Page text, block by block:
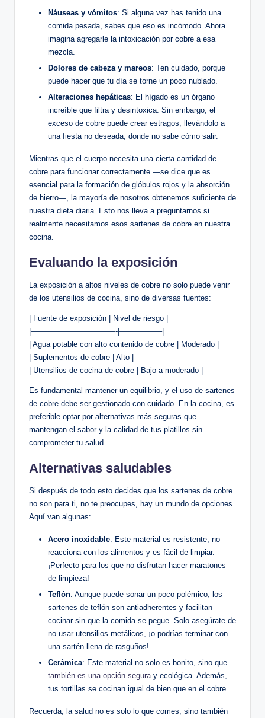
Náuseas y vómitos: Si alguna vez has tenido una
comida pesada, sabes que eso es incómodo. Ahora
imagina agregarle la intoxicación por cobre a esa
mezcla.
Dolores de cabeza y mareos: Ten cuidado, porque
puede hacer que tu día se torne un poco nublado.
Alteraciones hepáticas: El hígado es un órgano
increíble que filtra y desintoxica. Sin embargo, el
exceso de cobre puede crear estragos, llevándolo a
una fiesta no deseada, donde no sabe cómo salir.
Mientras que el cuerpo necesita una cierta cantidad de
cobre para funcionar correctamente —se dice que es
esencial para la formación de glóbulos rojos y la absorción
de hierro—, la mayoría de nosotros obtenemos suficiente de
nuestra dieta diaria. Esto nos lleva a preguntarnos si
realmente necesitamos esos sartenes de cobre en nuestra
cocina.
Evaluando la exposición
La exposición a altos niveles de cobre no solo puede venir
de los utensilios de cocina, sino de diversas fuentes:
| Fuente de exposición | Nivel de riesgo |
|———————————-|—————–|
| Agua potable con alto contenido de cobre | Moderado |
| Suplementos de cobre | Alto |
| Utensilios de cocina de cobre | Bajo a moderado |
Es fundamental mantener un equilibrio, y el uso de sartenes
de cobre debe ser gestionado con cuidado. En la cocina, es
preferible optar por alternativas más seguras que
mantengan el sabor y la calidad de tus platillos sin
comprometer tu salud.
Alternativas saludables
Si después de todo esto decides que los sartenes de cobre
no son para ti, no te preocupes, hay un mundo de opciones.
Aquí van algunas:
Acero inoxidable: Este material es resistente, no
reacciona con los alimentos y es fácil de limpiar.
¡Perfecto para los que no disfrutan hacer maratones
de limpieza!
Teflón: Aunque puede sonar un poco polémico, los
sartenes de teflón son antiadherentes y facilitan
cocinar sin que la comida se pegue. Solo asegúrate de
no usar utensilios metálicos, ¡o podrías terminar con
una sartén llena de rasguños!
Cerámica: Este material no solo es bonito, sino que
también es una opción segura y ecológica. Además,
tus tortillas se cocinan igual de bien que en el cobre.
Recuerda, la salud no es solo lo que comes, sino también